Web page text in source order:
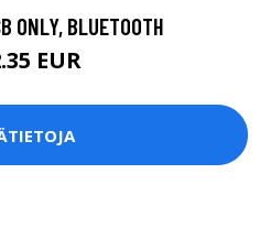
ONLY, BLUETOOTH
EUR